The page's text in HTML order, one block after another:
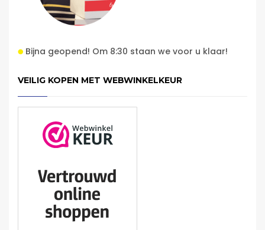
Bijna geopend! Om 8:30 staan we voor u klaar!
VEILIG KOPEN MET WEBWINKELKEUR